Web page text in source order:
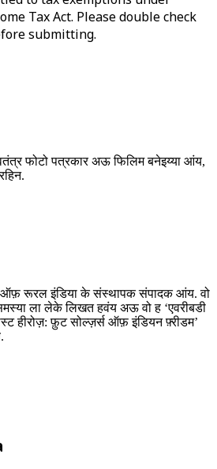
Tax Act. Please double check
submitting.
फोटो पत्रकार अऊ फिलिम बनेइय्या आंय,
ऑफ़ रूरल इंडिया के संस्थापक संपादक आंय. वो
ला लेके लिखत हवंय अऊ वो ह ‘एवरीबडी
हीरोज़: फ़ुट सोल्ज़र्स ऑफ़ इंडियन फ़्रीडम’